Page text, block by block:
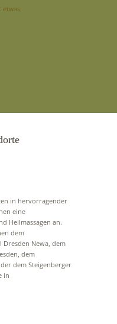
etwas
in hervorragender
eine
Heilmassagen an.
dem
Dresden Newa, dem
dem
dem Steigenberger
in